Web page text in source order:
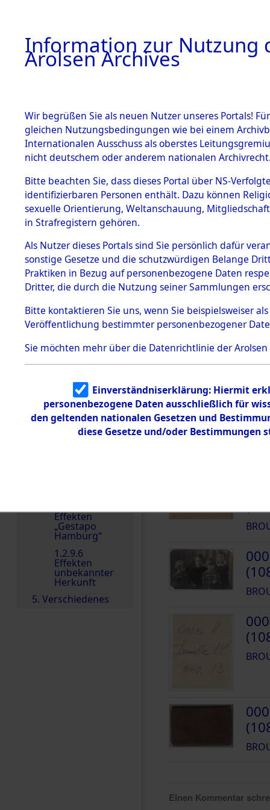
BESTÄNDE
1.
Inhaftierungsdoku
mente
1.2.9 Beim ITS
verwahrte
1.2.9.1
Effekten aus
dem KZ
Dachau
Effekten aus
dem KZ
Dachau,
Landesentsch
ädigungsamt
Effekten aus
dem KZ
Neuengamm
e
Dokument
Effekten
„Gestapo
Hamburg“
1.2.9.6
Effekten
unbekannter
Herkunft
5. Verschiedenes
5Akten
BROUCKE,
Land
Niederlande
Weitere Angaben
wurden nach der
Inventarisierung und
Nachforschungen
DOKUMENTE
Einen Kommentar
Information zur Nutzung
Arolsen Archives
Wir begrüßen Sie als neuen Nutzer unseres Portals!
gleichen Nutzungsbedingungen wie bei einem
Internationalen Ausschuss als oberstes
nicht deutschem oder anderem nationalen
Bitte beachten Sie, dass dieses Portal über NS-
identifizierbaren Personen enthält. Dazu können
sexuelle Orientierung, Weltanschauung,
in Strafregistern gehören.
Als Nutzer dieses Portals sind Sie persönlich dafür
sonstige Gesetze und die schutzwürdigen Belange
Praktiken in Bezug auf personenbezogene Daten
Dritter, die durch die Nutzung seiner Sammlungen
Bitte kontaktieren Sie uns, wenn Sie beispielsweiser
Veröffentlichung bestimmter personenbezogener
Sie möchten mehr über die Datenrichtlinie der Arolsen
Einverständniserklärung: Hiermit
personenbezogene Daten ausschließlich für
den geltenden nationalen Gesetzen und
diese Gesetze und/oder Bestimmungen